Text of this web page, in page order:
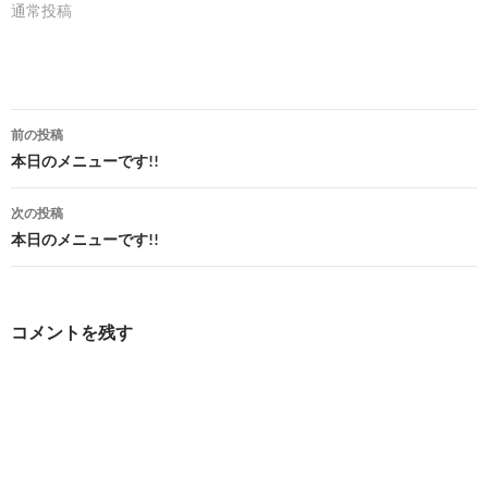
通常投稿
投
稿
ナ
ビ
前の投稿
本日のメニューです!!
次の投稿
本日のメニューです!!
コメントを残す